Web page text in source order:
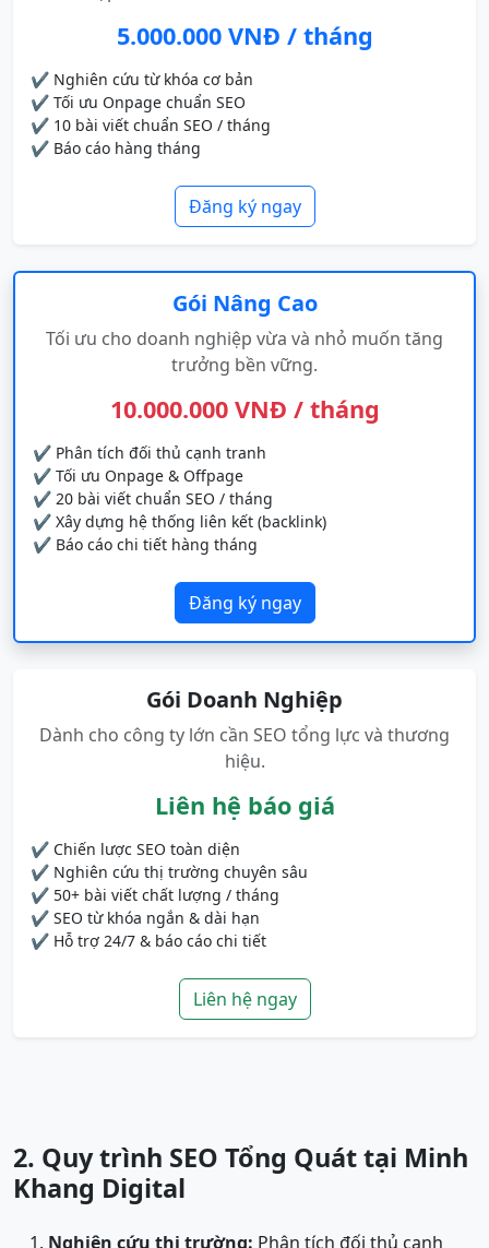
5.000.000 VNĐ / tháng
✔ Nghiên cứu từ khóa cơ bản
✔ Tối ưu Onpage chuẩn SEO
✔ 10 bài viết chuẩn SEO / tháng
✔ Báo cáo hàng tháng
Đăng ký ngay
Gói Nâng Cao
Tối ưu cho doanh nghiệp vừa và nhỏ muốn tăng
trưởng bền vững.
10.000.000 VNĐ / tháng
✔ Phân tích đối thủ cạnh tranh
✔ Tối ưu Onpage & Offpage
✔ 20 bài viết chuẩn SEO / tháng
✔ Xây dựng hệ thống liên kết (backlink)
✔ Báo cáo chi tiết hàng tháng
Đăng ký ngay
Gói Doanh Nghiệp
Dành cho công ty lớn cần SEO tổng lực và thương
hiệu.
Liên hệ báo giá
✔ Chiến lược SEO toàn diện
✔ Nghiên cứu thị trường chuyên sâu
✔ 50+ bài viết chất lượng / tháng
✔ SEO từ khóa ngắn & dài hạn
✔ Hỗ trợ 24/7 & báo cáo chi tiết
Liên hệ ngay
2. Quy trình SEO Tổng Quát tại Minh
Khang Digital
Nghiên cứu thị trường: Phân tích đối thủ cạnh